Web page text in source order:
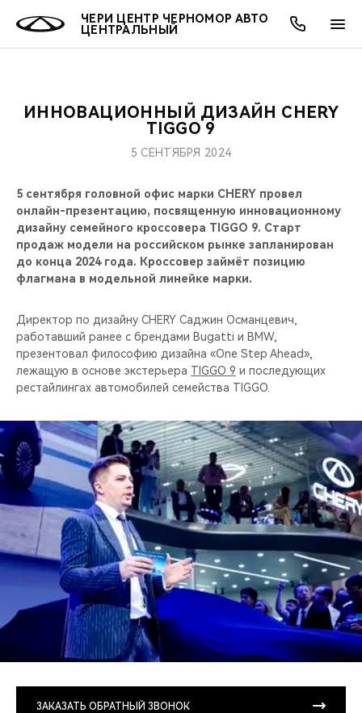
ЧЕРИ ЦЕНТР ЧЕРНОМОР АВТО
ЦЕНТРАЛЬНЫЙ
МОДЕЛИ
КРОССОВЕРЫ
СЕДАНЫ
О КОМПАНИИ
МЫ В СОЦСЕТЯХ
ПОКУПАТЕЛЯМ
КРЕДИТ И СТРАХОВАНИЕ
АКСЕССУАРЫ
ВЛАДЕЛЬЦАМ
ЗАПЧАСТИ И АКСЕССУАРЫ
ПОДДЕРЖКА
ТЕХНИЧЕСКОЕ ОБСЛУЖИВАНИЕ
МИР CHERY
CHERY В СОЦСЕТЯХ
ЛЮДИ CHERY
БЛАГОТВОРИТЕЛЬНОСТЬ
CHERY И СПОРТ
CHERY REMOTE
НАШИ МЕРОПРИЯТИЯ
CHERY ДЛЯ ДЕТЕЙ
ОНЛАЙН СЕРВИСЫ
ИННОВАЦИОННЫЙ ДИЗАЙН CHERY
TIGGO 9
5 СЕНТЯБРЯ 2024
5 сентября головной офис марки CHERY провел
онлайн-презентацию, посвященную инновационному
дизайну семейного кроссовера TIGGO 9. Старт
продаж модели на российском рынке запланирован
до конца 2024 года. Кроссовер займёт позицию
флагмана в модельной линейке марки.
Директор по дизайну CHERY Саджин Османцевич,
работавший ранее с брендами Bugatti и BMW,
презентовал философию дизайна «One Step Ahead»,
лежащую в основе экстерьера TIGGO 9 и последующих
рестайлингах автомобилей семейства TIGGO.
ЗАКАЗАТЬ ОБРАТНЫЙ ЗВОНОК